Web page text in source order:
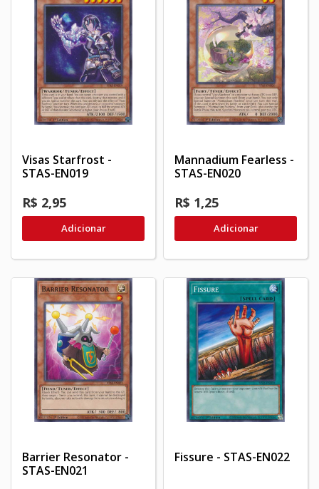
Visas Starfrost -
STAS-EN019
R$ 2,95
Adicionar
Mannadium Fearless -
STAS-EN020
R$ 1,25
Adicionar
Barrier Resonator -
STAS-EN021
Fissure - STAS-EN022